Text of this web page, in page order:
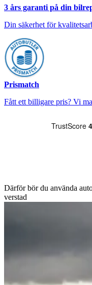
3 års garanti på din
Din säkerhet för
Prismatch
Fått ett billigare pris? Vi
Därför bör du använda
verstad